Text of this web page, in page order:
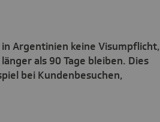
Argentinien keine Visumpflicht,
als 90 Tage bleiben. Dies
bei Kundenbesuchen,